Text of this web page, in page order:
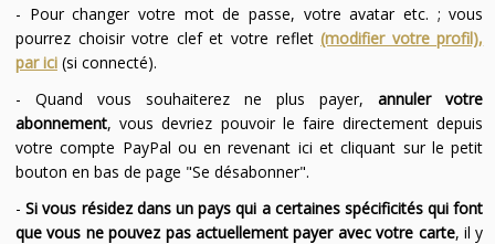
- Pour changer votre mot de passe, votre avatar etc. ; vous
pourrez choisir votre clef et votre reflet(modifier votre profil),
par ici(si connecté).
- Quand vous souhaiterez ne plus payer,annuler votre
abonnement, vous devriez pouvoir le faire directement depuis
votre compte PayPal ou en revenant ici et cliquant sur le petit
bouton en bas de page "Se désabonner".
-Si vous résidez dans un pays qui a certaines spécificités qui font
que vous ne pouvez pas actuellement payer avec votre carte, il y